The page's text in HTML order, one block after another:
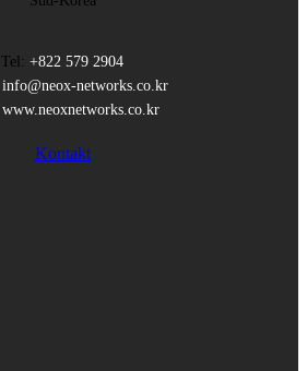
Tel: +822 579 2904
info@neox-networks.co.kr
www.neoxnetworks.co.kr
Kontakt